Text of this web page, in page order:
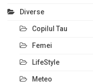
Diverse
Copilul Tau
Femei
LifeStyle
Meteo